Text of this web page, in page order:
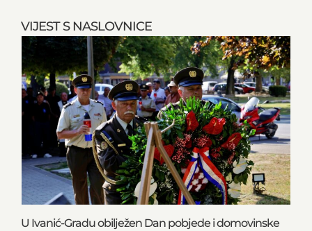
VIJEST S NASLOVNICE
U Ivanić-Gradu obilježen Dan pobjede i domovinske